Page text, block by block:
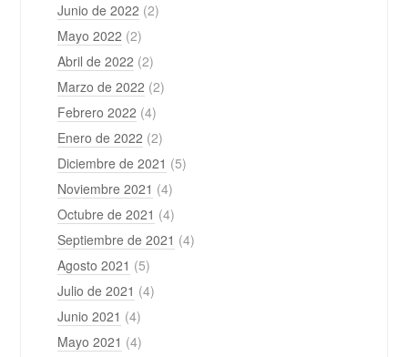
Junio de 2022 (2)
Mayo 2022 (2)
Abril de 2022 (2)
Marzo de 2022 (2)
Febrero 2022 (4)
Enero de 2022 (2)
Diciembre de 2021 (5)
Noviembre 2021 (4)
Octubre de 2021 (4)
Septiembre de 2021 (4)
Agosto 2021 (5)
Julio de 2021 (4)
Junio 2021 (4)
Mayo 2021 (4)